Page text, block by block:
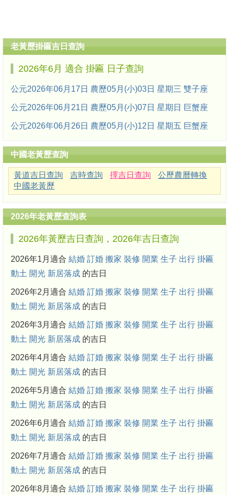
老黃歷掛匾吉日查詢
2026年6月 適合 掛匾 日子查詢
公元2026年06月17日 農歷05月(小)03日 星期三 雙子座
公元2026年06月21日 農歷05月(小)07日 星期日 巨蟹座
公元2026年06月26日 農歷05月(小)12日 星期五 巨蟹座
中國老黃歷查詢
黃道吉日查詢 吉時查詢 擇吉日查詢
公歷農曆轉換
中國老黃歷
2026年老黃歷查詢表
2026年黃歷吉日查詢，2026年吉日查詢
2026年1月適合 結婚 訂婚 搬家 裝修 開業 生子 出行 掛匾
動土 開光 新居落成 的吉日
2026年2月適合 結婚 訂婚 搬家 裝修 開業 生子 出行 掛匾
動土 開光 新居落成 的吉日
2026年3月適合 結婚 訂婚 搬家 裝修 開業 生子 出行 掛匾
動土 開光 新居落成 的吉日
2026年4月適合 結婚 訂婚 搬家 裝修 開業 生子 出行 掛匾
動土 開光 新居落成 的吉日
2026年5月適合 結婚 訂婚 搬家 裝修 開業 生子 出行 掛匾
動土 開光 新居落成 的吉日
2026年6月適合 結婚 訂婚 搬家 裝修 開業 生子 出行 掛匾
動土 開光 新居落成 的吉日
2026年7月適合 結婚 訂婚 搬家 裝修 開業 生子 出行 掛匾
動土 開光 新居落成 的吉日
2026年8月適合 結婚 訂婚 搬家 裝修 開業 生子 出行 掛匾